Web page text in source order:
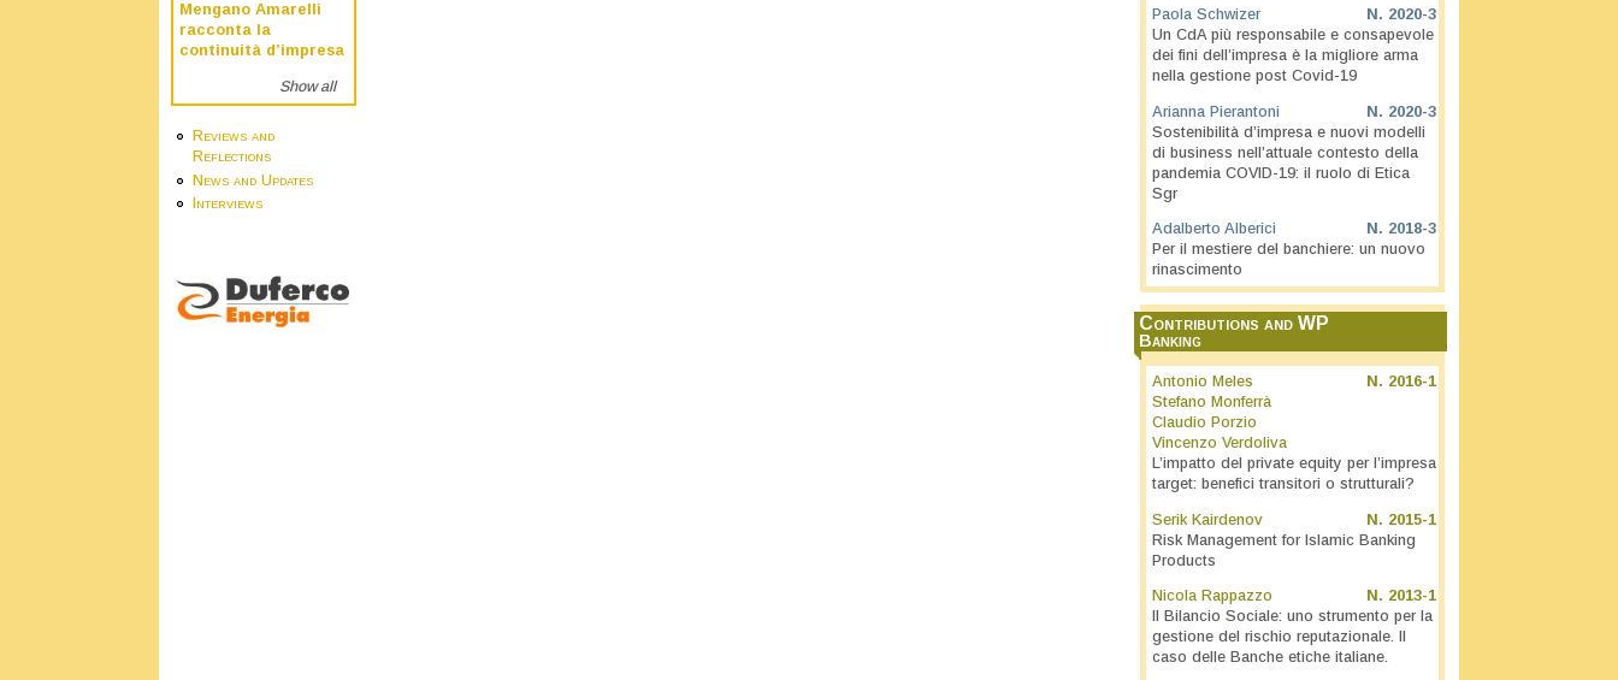
Mengano Amarelli
racconta la
continuità d’impresa
Show all
Reviews and
Reflections
News and Updates
Interviews
N. 2020-3
Paola Schwizer
Un CdA più responsabile e consapevole
dei fini dell’impresa è la migliore arma
nella gestione post Covid-19
N. 2020-3
Arianna Pierantoni
Sostenibilità d’impresa e nuovi modelli
di business nell’attuale contesto della
pandemia COVID-19: il ruolo di Etica
Sgr
N. 2018-3
Adalberto Alberici
Per il mestiere del banchiere: un nuovo
rinascimento
Contributions and WP
Banking
N. 2016-1
Antonio Meles
Stefano Monferrà
Claudio Porzio
Vincenzo Verdoliva
L’impatto del private equity per l’impresa
target: benefici transitori o strutturali?
N. 2015-1
Serik Kairdenov
Risk Management for Islamic Banking
Products
N. 2013-1
Nicola Rappazzo
Il Bilancio Sociale: uno strumento per la
gestione del rischio reputazionale. Il
caso delle Banche etiche italiane.